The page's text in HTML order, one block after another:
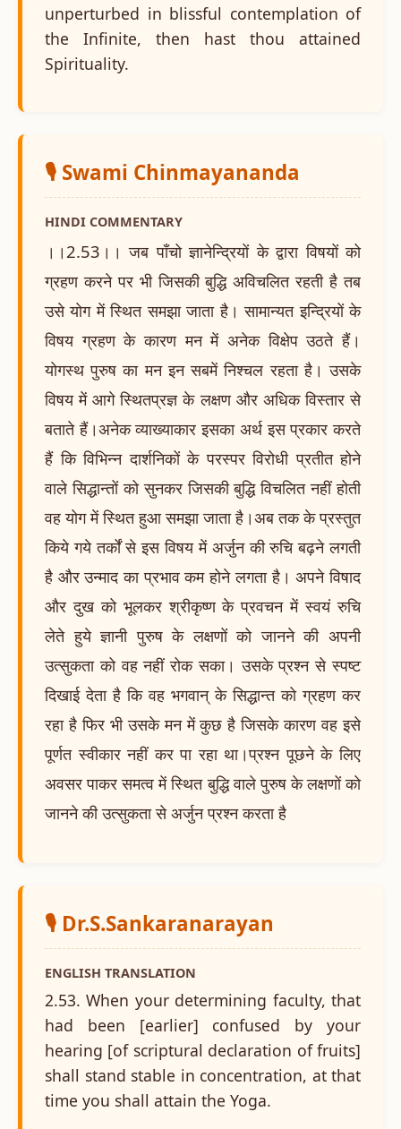
unperturbed in blissful contemplation of
the Infinite, then hast thou attained
Spirituality.
🎙️ Swami Chinmayananda
HINDI COMMENTARY
।।2.53।। जब पाँचो ज्ञानेन्द्रियों के द्वारा विषयों को
ग्रहण करने पर भी जिसकी बुद्धि अविचलित रहती है तब
उसे योग में स्थित समझा जाता है। सामान्यत इन्द्रियों के
विषय ग्रहण के कारण मन में अनेक विक्षेप उठते हैं।
योगस्थ पुरुष का मन इन सबमें निश्चल रहता है। उसके
विषय में आगे स्थितप्रज्ञ के लक्षण और अधिक विस्तार से
बताते हैं।अनेक व्याख्याकार इसका अर्थ इस प्रकार करते
हैं कि विभिन्न दार्शनिकों के परस्पर विरोधी प्रतीत होने
वाले सिद्धान्तों को सुनकर जिसकी बुद्धि विचलित नहीं होती
वह योग में स्थित हुआ समझा जाता है।अब तक के प्रस्तुत
किये गये तर्कों से इस विषय में अर्जुन की रुचि बढ़ने लगती
है और उन्माद का प्रभाव कम होने लगता है। अपने विषाद
और दुख को भूलकर श्रीकृष्ण के प्रवचन में स्वयं रुचि
लेते हुये ज्ञानी पुरुष के लक्षणों को जानने की अपनी
उत्सुकता को वह नहीं रोक सका। उसके प्रश्न से स्पष्ट
दिखाई देता है कि वह भगवान् के सिद्धान्त को ग्रहण कर
रहा है फिर भी उसके मन में कुछ है जिसके कारण वह इसे
पूर्णत स्वीकार नहीं कर पा रहा था।प्रश्न पूछने के लिए
अवसर पाकर समत्व में स्थित बुद्धि वाले पुरुष के लक्षणों को
जानने की उत्सुकता से अर्जुन प्रश्न करता है
🎙️ Dr.S.Sankaranarayan
ENGLISH TRANSLATION
2.53. When your determining faculty, that
had been [earlier] confused by your
hearing [of scriptural declaration of fruits]
shall stand stable in concentration, at that
time you shall attain the Yoga.